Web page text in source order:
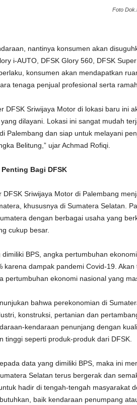
Foto
nantinya konsumen akan
i-AUTO, DFSK Glory 560, DFSK
konsumen akan mendapatkan
tenaga penjual profesional serta ramah.
DFSK Sriwijaya Motor di lokasi baru ini
dilayani. Lokasi ini sangat mudah
Palembang dan siap untuk melayani
Belitung,” ujar Achmad Rofiqi.
Bagi DFSK
DFSK Sriwijaya Motor di Palembang
khususnya di Sumatera Selatan.
dengan berbagai usaha yang
cukup besar.
BPS, angka pertumbuhan
karena dampak pandemi Covid-19.
pertumbuhan ekonomi nasional yang
bahwa perekonomian di
konstruksi, pertanian dan
kendaraan penunjang dengan
tinggi seperti produk-produk dari DFSK.
data yang dimiliki BPS, maka ini
Selatan terus bergerak dan
hadir di tengah-tengah masyarakat
baik kendaraan penumpang